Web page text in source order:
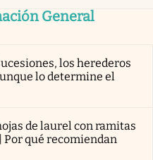
General
los herederos
lo determine el
de laurel con ramitas
Por qué recomiendan